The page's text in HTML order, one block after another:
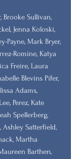
Brooke Sullivan,
Jenna Koloski,
Payne, Mark Bryer,
Romine, Katya
Freire, Laura
Blevins Pifer,
Adams,
Perez, Kate
Spellerberg,
Ashley Satterfield,
Martha
Barthen,